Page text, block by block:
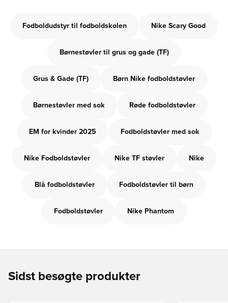
Fodboldudstyr til fodboldskolen Nike Scary Good
Børnestøvler til grus og gade (TF)
Grus & Gade (TF) Børn Nike fodboldstøvler
Børnestøvler med sok Røde fodboldstøvler
EM for kvinder 2025 Fodboldstøvler med sok
Nike Fodboldstøvler Nike TF støvler Nike
Blå fodboldstøvler Fodboldstøvler til børn
Fodboldstøvler Nike Phantom
Sidst besøgte produkter